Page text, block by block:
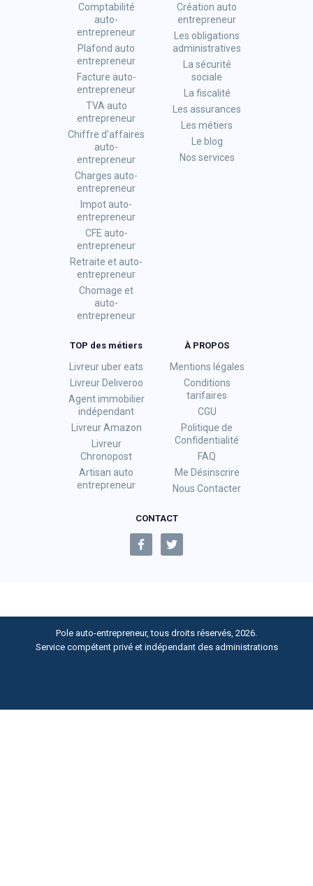
Comptabilité
auto-
entrepreneur
Plafond auto
entrepreneur
Facture auto-
entrepreneur
TVA auto
entrepreneur
Chiffre d'affaires
auto-
entrepreneur
Charges auto-
entrepreneur
Impot auto-
entrepreneur
CFE auto-
entrepreneur
Retraite et auto-
entrepreneur
Chomage et
auto-
entrepreneur
Création auto
entrepreneur
Les obligations
administratives
La sécurité
sociale
La fiscalité
Les assurances
Les métiers
Le blog
Nos services
TOP des métiers
Livreur uber eats
Livreur Deliveroo
Agent immobilier
indépendant
Livreur Amazon
Livreur
Chronopost
Artisan auto
entrepreneur
À PROPOS
Mentions légales
Conditions
tarifaires
CGU
Politique de
Confidentialité
FAQ
Me Désinscrire
Nous Contacter
CONTACT
Pole auto-entrepreneur, tous droits réservés, 2026.
Service compétent privé et indépendant des administrations